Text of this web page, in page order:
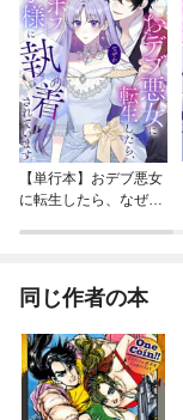
【単行本】おデブ悪女
に転生したら、なぜか
同じ作者の本